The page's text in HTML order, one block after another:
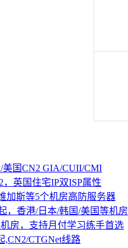
美国CN2 GIA/CUII/CMI
英国住宅IP双ISP属性
加斯等5个机房高防服务器
，香港/日本/韩国/美国等机房
房，支持月付学习练手首选
,CN2/CTGNet线路